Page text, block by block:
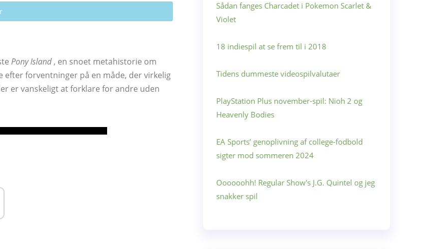
Pony Island, en snoet metahistorie om
forventninger på en måde, der virkelig
er vanskeligt at forklare for andre uden
Sådan fanges Charcadet i Pokemon Scarlet &
Violet
18 indiespil at se frem til i 2018
Tidens dummeste videospilvalutaer
PlayStation Plus november-spil: Nioh 2 og
Heavenly Bodies
EA Sports’ genoplivning af college-fodbold
sigter mod sommeren 2024
Oooooohh! Regular Show's J.G. Quintel og jeg
snakker spil